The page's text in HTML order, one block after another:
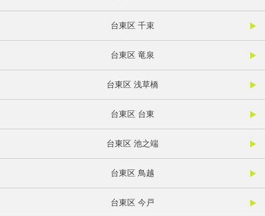
台東区 千束
台東区 竜泉
台東区 浅草橋
台東区 台東
台東区 池之端
台東区 鳥越
台東区 今戸